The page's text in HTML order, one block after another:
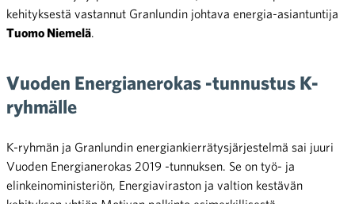
kehityksestä vastannut Granlundin johtava energia-asiantuntija
Tuomo Niemelä.
Vuoden Energianerokas -tunnustus K-
ryhmälle
K-ryhmän ja Granlundin energiankierrätysjärjestelmä sai juuri
Vuoden Energianerokas 2019 -tunnuksen. Se on työ- ja
elinkeinoministeriön, Energiaviraston ja valtion kestävän